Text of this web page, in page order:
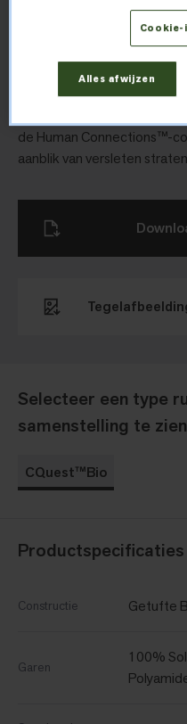
Kerbstone
de Human Connections™-
aanblik van versleten
Selecteer een type
samenstelling te zien
CQuest™Bio
Productspecificaties
Constructie Getufte
Garen
100%
Alles afwijzen